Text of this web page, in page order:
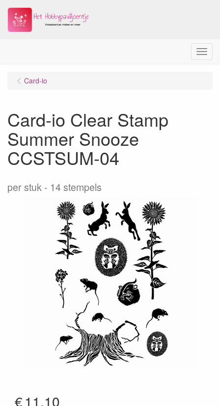
Menu
Card-io
Card-io Clear Stamp
Summer Snooze
CCSTSUM-04
per stuk 14 stempels
€11.10